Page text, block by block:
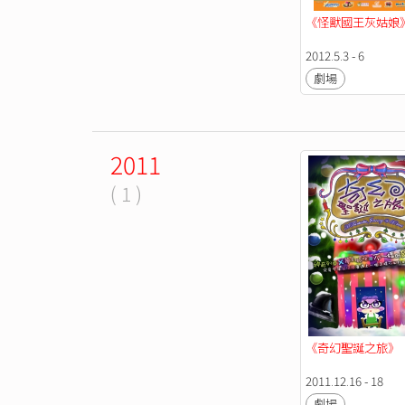
《怪獸國王灰姑娘
2012.5.3 - 6
劇場
2011
( 1 )
《奇幻聖誕之旅》
2011.12.16 - 18